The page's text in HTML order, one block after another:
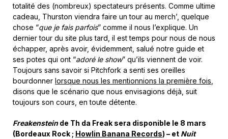
totalité des (nombreux) spectateurs présents. Comme ultime
cadeau, Thurston viendra faire un tour au merch’, quelque
chose “que je fais parfois” comme il nous l’explique. Un
dernier tour du site plus tard, il est temps pour nous de nous
échapper, après avoir, évidemment, salué notre guide et
ses potes qui ont “adoré le show” qu’ils viennent de voir.
Toujours sans savoir si Pitchfork a senti ses oreilles
bourdonner lorsque nous les mentionnions la première fois
disons que le scénario que nous envisagions déjà, suit
toujours son cours, en toute détente.
Freakensteinde Th da Freak sera disponible le 8 mars
(Bordeaux Rock ; Howlin Banana Records) – et Nuit